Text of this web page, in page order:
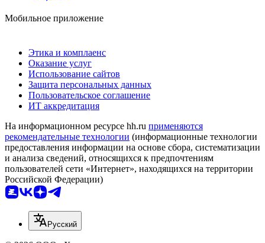
Мобильное приложение
Этика и комплаенс
Оказание услуг
Использование сайтов
Защита персональных данных
Пользовательское соглашение
ИТ аккредитация
На информационном ресурсе hh.ru применяются
рекомендательные технологии (информационные технологии
предоставления информации на основе сбора, систематизации
и анализа сведений, относящихся к предпочтениям
пользователей сети «Интернет», находящихся на территории
Российской Федерации)
Русский